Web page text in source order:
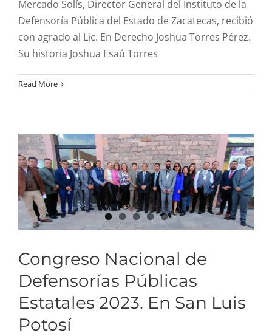
Mercado Solís, Director General del Instituto de la
Defensoría Pública del Estado de Zacatecas, recibió
con agrado al Lic. En Derecho Joshua Torres Pérez.
Su historia Joshua Esaú Torres
Read MoreDefensorías Públicas
Luis Potosí
Congreso Nacional de
Defensorías Públicas
Estatales 2023. En San Luis
Potosí